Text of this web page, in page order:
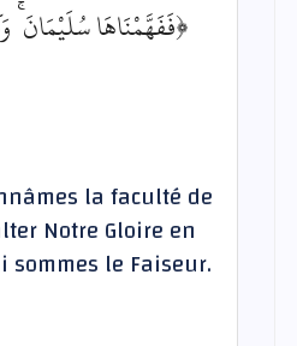
﴿فَفَهَّمْنَاهَا سُلَيْمَانَ
la faculté de
Notre Gloire en
le Faiseur.